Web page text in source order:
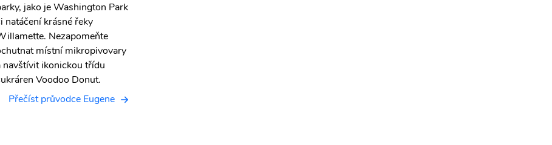
jako je Washington Park
natáčení krásné řeky
Nezapomeňte
místní mikropivovary
navštívit ikonickou třídu
Voodoo Donut.
Přečíst průvodce Eugene